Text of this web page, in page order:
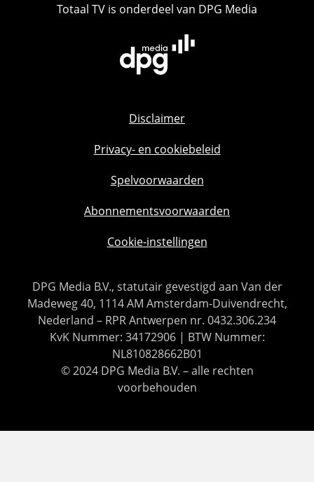
Totaal TV is onderdeel van DPG Media
Disclaimer
Privacy- en cookiebeleid
Spelvoorwaarden
Abonnementsvoorwaarden
Cookie-instellingen
DPG Media B.V., statutair gevestigd aan Van der
Madeweg 40, 1114 AM Amsterdam-Duivendrecht,
Nederland – RPR Antwerpen nr. 0432.306.234
KvK Nummer: 34172906 | BTW Nummer:
NL810828662B01
© 2024 DPG Media B.V. – alle rechten
voorbehouden